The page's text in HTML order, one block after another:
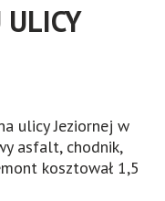
ulicy Jeziornej w
asfalt, chodnik,
kosztował 1,5